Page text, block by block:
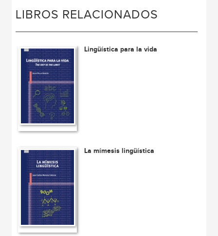
LIBROS RELACIONADOS
Lingüística para la vida
La mímesis lingüística